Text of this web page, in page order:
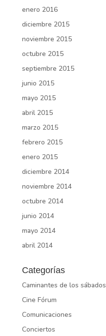
enero 2016
diciembre 2015
noviembre 2015
octubre 2015
septiembre 2015
junio 2015
mayo 2015
abril 2015
marzo 2015
febrero 2015
enero 2015
diciembre 2014
noviembre 2014
octubre 2014
junio 2014
mayo 2014
abril 2014
Categorías
Caminantes de los sábados
Cine Fórum
Comunicaciones
Conciertos